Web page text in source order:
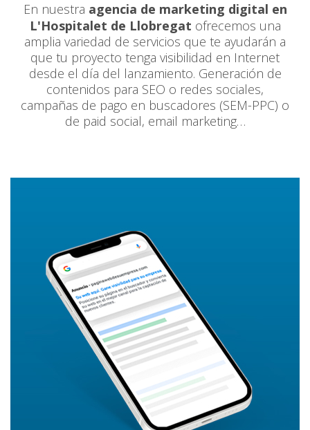
En nuestra agencia de marketing digital en
L'Hospitalet de Llobregat ofrecemos una
amplia variedad de servicios que te ayudarán a
que tu proyecto tenga visibilidad en Internet
desde el día del lanzamiento. Generación de
contenidos para SEO o redes sociales,
campañas de pago en buscadores (SEM-PPC) o
de paid social, email marketing…